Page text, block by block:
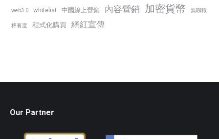
web3.0 whitelist 中國線上營銷 內容營銷 加密貨幣 無聊猿
稀有度 程式化購買 網紅宣傳
Our Partner